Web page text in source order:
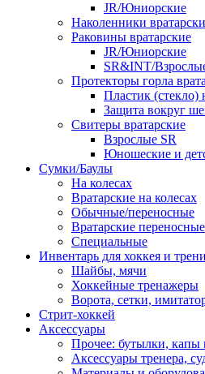
JR/Юниорские
Наколенники
Раковины вратарские
JR/Юниорские
SR&INT/
Протекторы горла
Пластик (стекло)
Защита вокруг
Свитеры вратарские
Взрослые SR
Юношеские и
Сумки/Баулы
На колесах
Вратарские на колесах
Обычные/переносные
Вратарские переносные
Специальные
Инвентарь для хоккея и
Шайбы, мячи
Хоккейные тренажеры
Ворота, сетки,
Стрит-хоккей
Аксессуары
Прочее: бутылки, капы
Аксессуары тренера,